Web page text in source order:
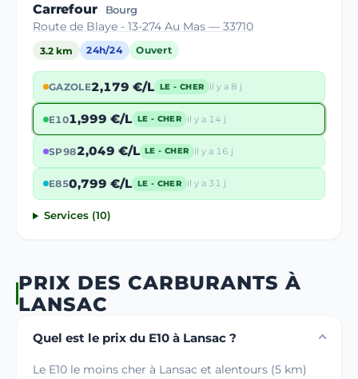
Carrefour Bourg
Route de Blaye - 13-274 Au Mas — 33710
3.2 km 24h/24 Ouvert
GAZOLE2,179 €/L LE - CHER il y a 8 j
E101,999 €/L LE - CHER il y a 14 j
SP982,049 €/L LE - CHER il y a 16 j
E850,799 €/L LE - CHER il y a 31 j
Services (10)
PRIX DES CARBURANTS À
LANSAC
Quel est le prix du E10 à Lansac ?
Le E10 le moins cher à Lansac et alentours (5 km)